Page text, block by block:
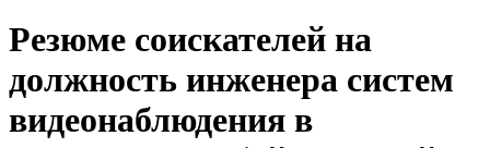
Резюме соискателей на
должность инженера систем
видеонаблюдения в